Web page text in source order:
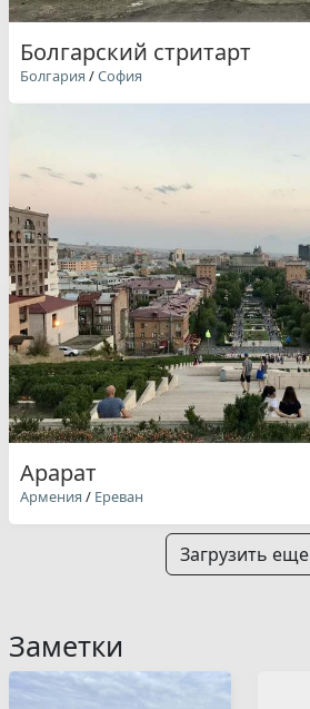
Болгарский стритарт
Болгария /София
Арарат
Армения / Ереван
Загрузить еще
Заметки